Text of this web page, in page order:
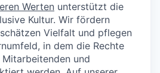
Werten unterstützt die
Kultur. Wir fördern
Vielfalt und pflegen
in dem die Rechte
und